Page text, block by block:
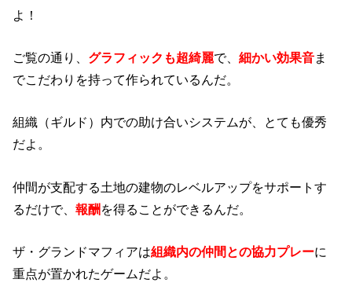
よ！
ご覧の通り、 グラフィックも超綺麗で、細かい効果音ま
でこだわりを持って作られているんだ。
組織（ギルド）内での助け合いシステムが、とても優秀
だよ。
仲間が支配する土地の建物のレベルアップをサポートす
るだけで、報酬 を得ることができるんだ。
ザ・グランドマフィアは組織内の仲間との協力プレーに
重点が置かれたゲームだよ。